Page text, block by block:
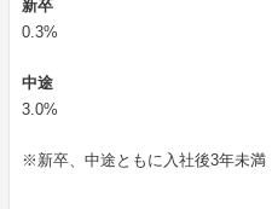
新卒
0.3%
中途
3.0%
※新卒、中途ともに入社後3年未満